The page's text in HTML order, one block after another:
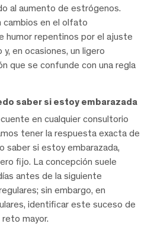
al aumento de estrógenos.
cambios en el olfato
humor repentinos por el ajuste
en ocasiones, un ligero
que se confunde con una regla
saber si estoy embarazada
en cualquier consultorio
tener la respuesta exacta de
saber si estoy embarazada,
fijo. La concepción suele
antes de la siguiente
sin embargo, en
identificar este suceso de
mayor.